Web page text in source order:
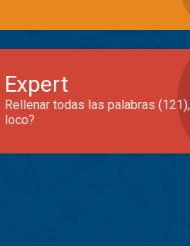
Expert
Rellenar todas las palabras
loco?